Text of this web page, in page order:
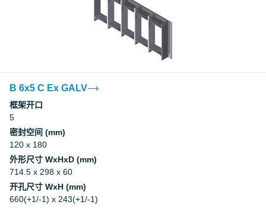
B 6x5 C Ex GALV
框架开口
5
密封空间 (mm)
120 x 180
外形尺寸 WxHxD (mm)
714.5 x 298 x 60
开孔尺寸 WxH (mm)
660(+1/-1) x 243(+1/-1)